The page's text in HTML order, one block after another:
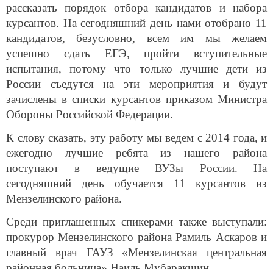
рассказать порядок отбора кандидатов и набора
курсантов. На сегодняшний день нами отобрано 11
кандидатов, безусловно, всем им мы желаем
успешно сдать ЕГЭ, пройти вступительные
испытания, потому что только лучшие дети из
России съедутся на эти мероприятия и будут
зачислены в списки курсантов приказом Министра
Обороны Российской Федерации.
К слову сказать, эту работу мы ведем с 2014 года, и
ежегодно лучшие ребята из нашего района
поступают в ведущие ВУЗы России. На
сегодняшний день обучается 11 курсантов из
Мензелинского района.
Среди приглашенных спикерами также выступали:
прокурор Мензелинского района Рамиль Аскаров и
главный врач ГАУЗ «Мензелинская центральная